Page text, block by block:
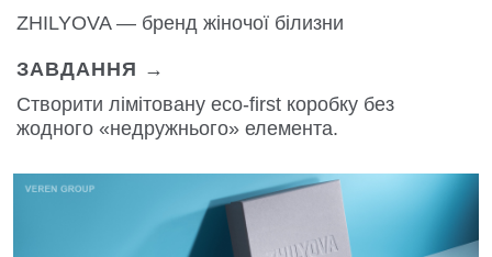
ZHILYOVA — бренд жіночої білизни
ЗАВДАННЯ →
Створити лімітовану eco-first коробку без
жодного «недружнього» елемента.